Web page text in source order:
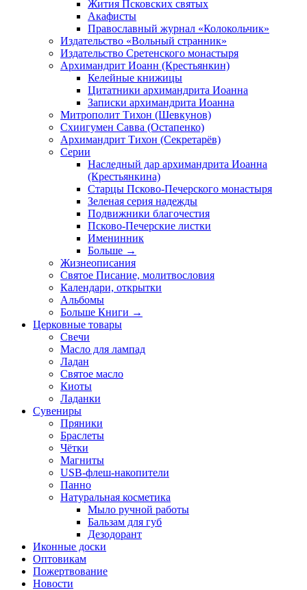
Жития Псковских святых
Акафисты
Православный журнал «Колокольчик»
Издательство «Вольный странник»
Издательство Сретенского монастыря
Архимандрит Иоанн (Крестьянкин)
Келейные книжицы
Цитатники архимандрита Иоанна
Записки архимандрита Иоанна
Митрополит Тихон (Шевкунов)
Схиигумен Савва (Остапенко)
Архимандрит Тихон (Секретарёв)
Серии
Наследный дар архимандрита Иоанна
(Крестьянкина)
Старцы Псково-Печерского монастыря
Зеленая серия надежды
Подвижники благочестия
Псково-Печерские листки
Именинник
Больше →
Жизнеописания
Святое Писание, молитвословия
Календари, открытки
Альбомы
Больше Книги →
Церковные товары
Свечи
Масло для лампад
Ладан
Святое масло
Киоты
Ладанки
Сувениры
Пряники
Браслеты
Чётки
Магниты
USB-флеш-накопители
Панно
Натуральная косметика
Мыло ручной работы
Бальзам для губ
Дезодорант
Иконные доски
Оптовикам
Пожертвование
Новости